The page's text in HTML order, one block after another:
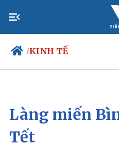
/KINH TẾ
Chính trị
Đảng
Tổ chức nhân sự
Làng miến
Tết